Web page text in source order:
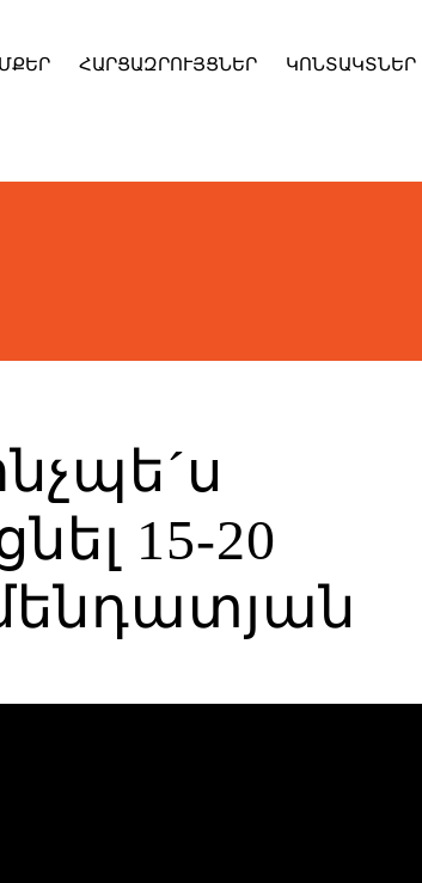
ՀԱՐՑԱԶՐՈՒՅՑՆԵՐ ԿՈՆՏԱԿՏՆԵՐ
15-20